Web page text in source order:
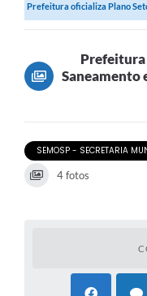
Prefeitura oficializa Plano
Prefeitura
Saneamento
SEMOSP - SECRETARIA
4 fotos